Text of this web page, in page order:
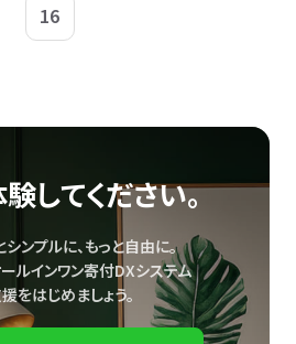
16
してください。
ンプルに、もっと自由に。
ルインワン寄付DXシステム
をはじめましょう。